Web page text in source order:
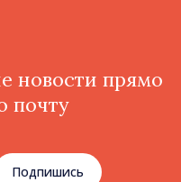
новости прямо
почту
Подпишись